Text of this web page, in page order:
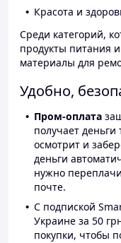
Красота и
Среди категорий,
продукты питания
материалы для
Удобно,
Пром-оплата
получает деньги
осмотрит и
деньги
нужно
почте.
С подпиской
Украине за 50
покупки, чтобы